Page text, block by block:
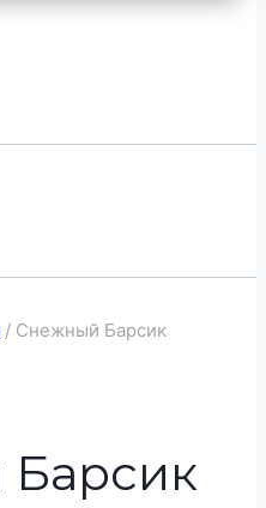
/ Снежный Барсик